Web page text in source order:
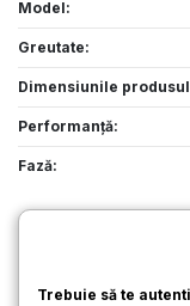
Model:
Greutate:
Dimensiunile
Performanţă:
Fază:
Trebuie să te